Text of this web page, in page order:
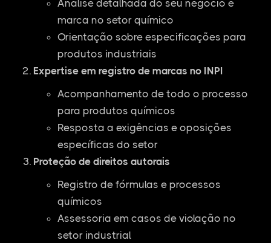
Análise detalhada do seu negócio e
marca no setor químico
Orientação sobre especificações para
produtos industriais
Expertise em registro de marcas no INPI
Acompanhamento de todo o processo
para produtos químicos
Resposta a exigências e oposições
específicas do setor
Proteção de direitos autorais
Registro de fórmulas e processos
químicos
Assessoria em casos de violação no
setor industrial